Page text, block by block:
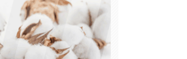
83 %